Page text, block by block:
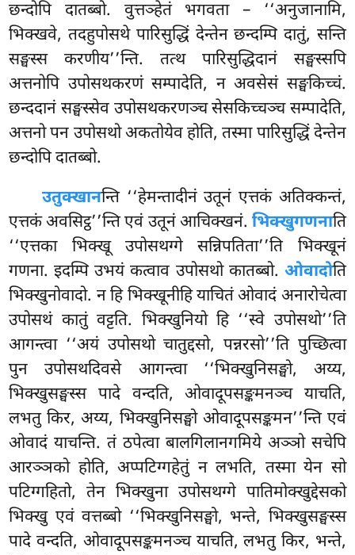
छन्दोपि दातब्बो. वुत्तञ्हेतं भगवता – ‘‘अनुजानामि,
भिक्खवे, तदहुपोसथे पारिसुद्धिं देन्तेन छन्दम्पि दातुं, सन्ति
सङ्घस्स करणीय’’न्ति. तत्थ पारिसुद्धिदानं सङ्घस्सपि
अत्तनोपि उपोसथकरणं सम्पादेति, न अवसेसं सङ्घकिच्चं.
छन्ददानं सङ्घस्सेव उपोसथकरणञ्च सेसकिच्चञ्च सम्पादेति,
अत्तनो पन उपोसथो अकतोयेव होति, तस्मा पारिसुद्धिं देन्तेन
छन्दोपि दातब्बो.
उतुक्खानन्ति ‘‘हेमन्तादीनं उतूनं एत्तकं अतिक्कन्तं,
एत्तकं अवसिट्ठ’’न्ति एवं उतूनं आचिक्खनं. भिक्खुगणनाति
‘‘एत्तका भिक्खू उपोसथग्गे सन्निपतिता’’ति भिक्खूनं
गणना. इदम्पि उभयं कत्वाव उपोसथो कातब्बो. ओवादोति
भिक्खुनोवादो. न हि भिक्खूनीहि याचितं ओवादं अनारोचेत्वा
उपोसथं कातुं वट्टति. भिक्खुनियो हि ‘‘स्वे उपोसथो’’ति
आगन्त्वा ‘‘अयं उपोसथो चातुद्दसो, पन्नरसो’’ति पुच्छित्वा
पुन उपोसथदिवसे आगन्त्वा ‘‘भिक्खुनिसङ्घो, अय्य,
भिक्खुसङ्घस्स पादे वन्दति, ओवादूपसङ्कमनञ्च याचति,
लभतु किर, अय्य, भिक्खुनिसङ्घो ओवादूपसङ्कमन’’न्ति एवं
ओवादं याचन्ति. तं ठपेत्वा बालगिलानगमिये अञ्ञो सचेपि
आरञ्ञको होति, अप्पटिग्गहेतुं न लभति, तस्मा येन सो
पटिग्गहितो, तेन भिक्खुना उपोसथग्गे पातिमोक्खुद्देसको
भिक्खु एवं वत्तब्बो ‘‘भिक्खुनिसङ्घो, भन्ते, भिक्खुसङ्घस्स
पादे वन्दति, ओवादूपसङ्कमनञ्च याचति, लभतु किर, भन्ते,